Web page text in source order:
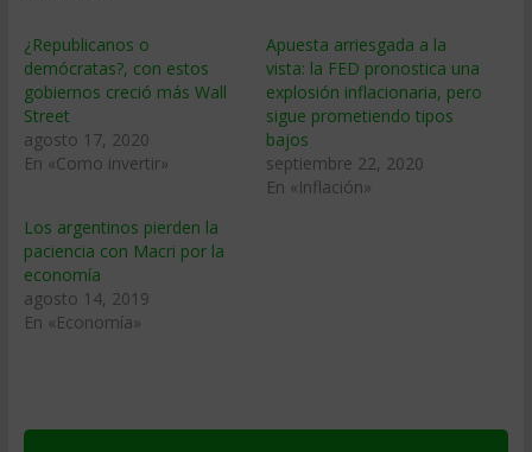
¿Republicanos o
demócratas?, con estos
gobiernos creció más Wall
Street
agosto 17, 2020
En «Como invertir»
Apuesta arriesgada a la
vista: la FED pronostica una
explosión inflacionaria, pero
sigue prometiendo tipos
bajos
septiembre 22, 2020
En «Inflación»
Los argentinos pierden la
paciencia con Macri por la
economía
agosto 14, 2019
En «Economía»